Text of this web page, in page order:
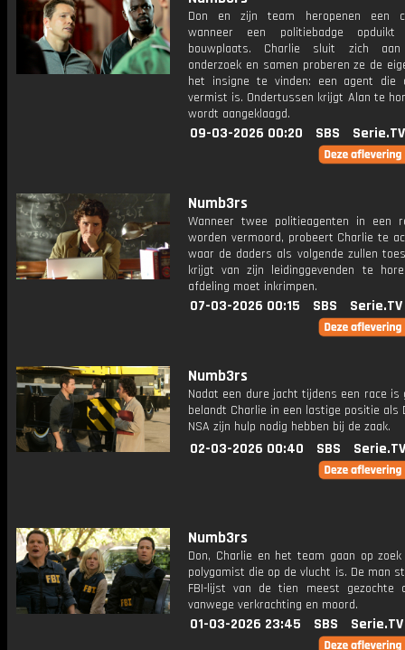
Don en zijn team heropenen een
wanneer een politiebadge
bouwplaats. Charlie sluit zich
onderzoek en samen proberen ze de
het insigne te vinden: een agent die
vermist is. Ondertussen krijgt Alan te
wordt aangeklaagd.
09-03-2026 00:20 SBS Serie.TV
Numb3rs
Wanneer twee politieagenten in een
worden vermoord, probeert Charlie te
waar de daders als volgende zullen
krijgt van zijn leidinggevenden te
afdeling moet inkrimpen.
07-03-2026 00:15 SBS Serie.TV
Numb3rs
Nadat een dure jacht tijdens een race is
belandt Charlie in een lastige positie als
NSA zijn hulp nodig hebben bij de zaak.
02-03-2026 00:40 SBS Serie.TV
Numb3rs
Don, Charlie en het team gaan op
polygamist die op de vlucht is. De man
FBI-lijst van de tien meest gezochte
vanwege verkrachting en moord.
01-03-2026 23:45 SBS Serie.TV